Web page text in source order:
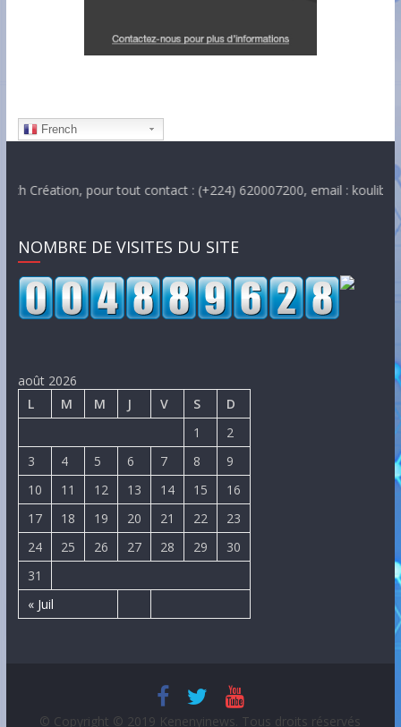
French
pour tout contact : (+224) 620007200, email :
NOMBRE DE VISITES DU SITE
août 2026
L
M M J V S D
« Juil
1
2
3
4 5 6 7 8
9
10
11 12 13 14 15
16
17
18 19 20 21 22
23
24
25 26 27 28 29
30
31
© Copyright © 2019 Kenenyinews. Tous droits réservés